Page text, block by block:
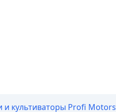
и культиваторы Profi Motors